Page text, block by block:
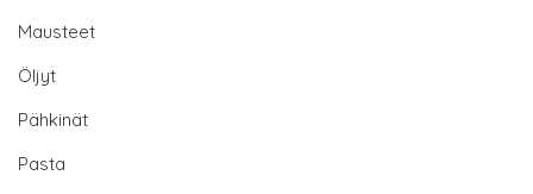
Mausteet
Öljyt
Pähkinät
Pasta